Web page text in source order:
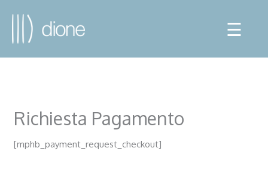
☰
Richiesta Pagamento
[mphb_payment_request_checkout]